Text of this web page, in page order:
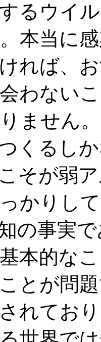
るウイ
本当に
れば、
わない
ません
くるし
そが弱
かりし
の事実
本的な
とが問
れてお